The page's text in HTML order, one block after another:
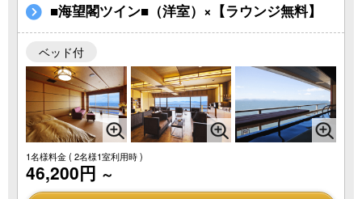
■海望閣ツイン■（洋室）×【ラウンジ無料】
ベッド付
1名様料金( 2名様1室利用時 )
46,200円 ～